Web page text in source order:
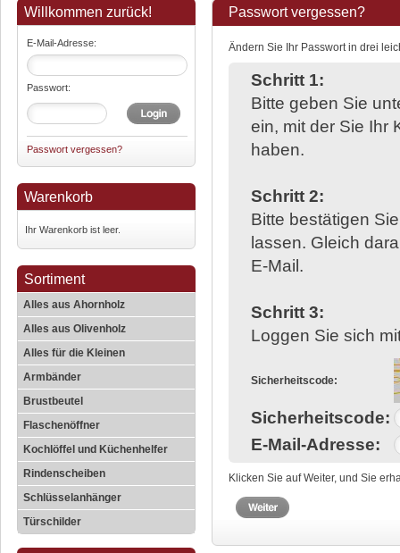
Willkommen zurück!
E-Mail-Adresse:
Passwort:
Passwort vergessen?
Warenkorb
Ihr Warenkorb ist leer.
Sortiment
Alles aus Ahornholz
Alles aus Olivenholz
Alles für die Kleinen
Armbänder
Brustbeutel
Flaschenöffner
Kochlöffel und Küchenhelfer
Rindenscheiben
Schlüsselanhänger
Türschilder
Passwort vergessen?
Ändern Sie Ihr Passwort in drei
Schritt 1:
Bitte geben Sie
ein, mit der Sie Ihr
haben.
Schritt 2:
Bitte bestätigen
lassen. Gleich
E-Mail.
Schritt 3:
Loggen Sie sich
Sicherheitscode:
Sicherheitscode:
E-Mail-Adresse:
Klicken Sie auf Weiter, und Sie